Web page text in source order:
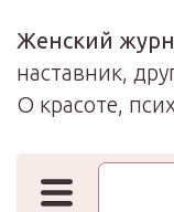
Женский
наставник,
О красоте,
Поиск по